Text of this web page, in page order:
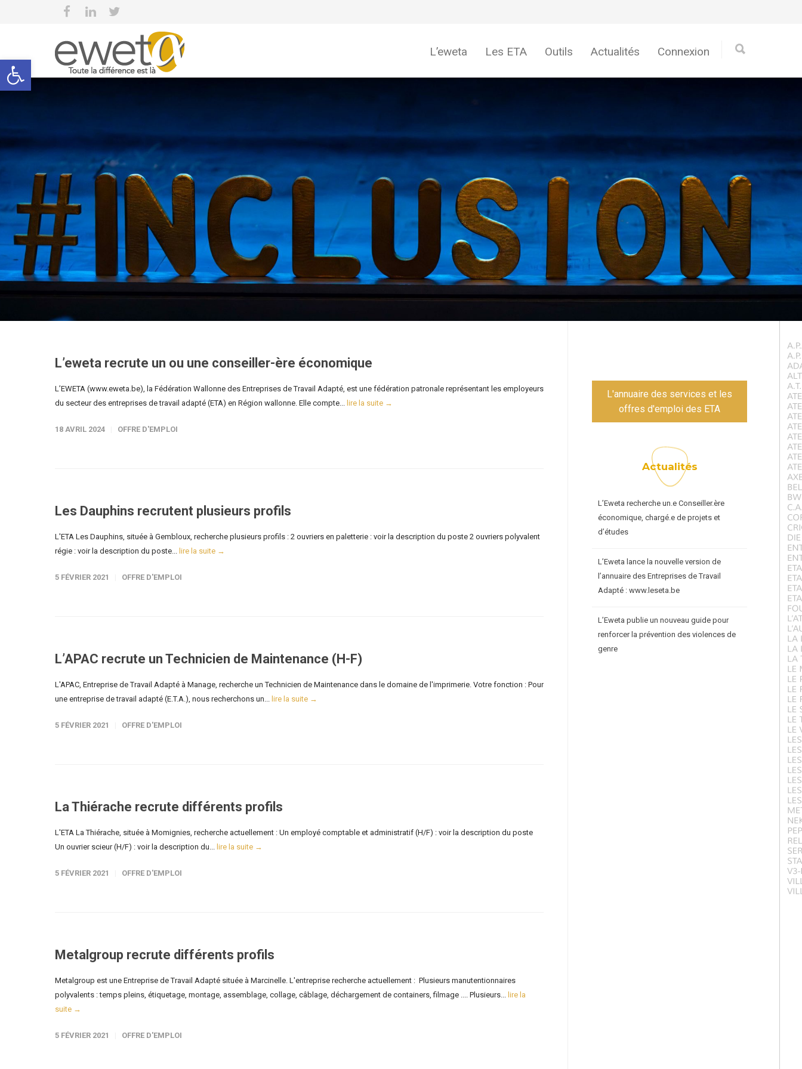
Open toolbar
L’eweta Les ETA Outils Actualités Connexion
Offre d’emploi
L’eweta recrute un ou une conseiller-ère économique
L’EWETA (www.eweta.be), la Fédération Wallonne des Entreprises de Travail Adapté, est une fédération patronale représentant les employeurs
du secteur des entreprises de travail adapté (ETA) en Région wallonne. Elle compte... lire la suite →
18 AVRIL 2024 OFFRE D'EMPLOI
Les Dauphins recrutent plusieurs profils
L'ETA Les Dauphins, située à Gembloux, recherche plusieurs profils : 2 ouvriers en paletterie : voir la description du poste 2 ouvriers polyvalent
régie : voir la description du poste... lire la suite →
5 FÉVRIER 2021 OFFRE D'EMPLOI
L’APAC recrute un Technicien de Maintenance (H-F)
L'APAC, Entreprise de Travail Adapté à Manage, recherche un Technicien de Maintenance dans le domaine de l'imprimerie. Votre fonction : Pour
une entreprise de travail adapté (E.T.A.), nous recherchons un... lire la suite →
5 FÉVRIER 2021 OFFRE D'EMPLOI
La Thiérache recrute différents profils
L'ETA La Thiérache, située à Momignies, recherche actuellement : Un employé comptable et administratif (H/F) : voir la description du poste
Un ouvrier scieur (H/F) : voir la description du... lire la suite →
5 FÉVRIER 2021 OFFRE D'EMPLOI
Metalgroup recrute différents profils
Metalgroup est une Entreprise de Travail Adapté située à Marcinelle. L'entreprise recherche actuellement : Plusieurs manutentionnaires
polyvalents : temps pleins, étiquetage, montage, assemblage, collage, câblage, déchargement de containers, filmage .... Plusieurs... lire la
suite →
5 FÉVRIER 2021 OFFRE D'EMPLOI
L'annuaire des services et les
offres d'emploi des ETA
Actualités
L’Eweta recherche un.e Conseiller.ère
économique, chargé.e de projets et
d’études
L’Eweta lance la nouvelle version de
l’annuaire des Entreprises de Travail
Adapté : www.leseta.be
L’Eweta publie un nouveau guide pour
renforcer la prévention des violences de
genre